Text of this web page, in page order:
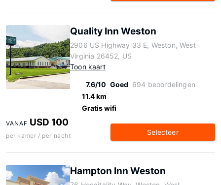
Quality Inn Weston
2906 US Highway 33 E, Weston, West
Virginia 26452, US
Toon kaart
7.6/10 Goed 694 beoordelingen
11.4 km
Gratis wifi
VANAF USD 100
per kamer / per nacht Selecteer
Hampton Inn Weston